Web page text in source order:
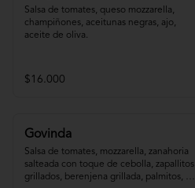
Salsa de tomates, queso mozzarella,
champiñones, aceitunas negras, ajo,
aceite de oliva.
$16.000
Govinda
Salsa de tomates, mozzarella, zanahoria
salteada con toque de cebolla, zapallitos
grillados, berenjena grillada, palmitos,